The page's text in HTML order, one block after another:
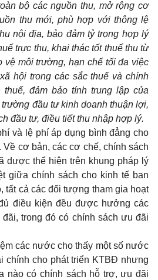
bộ các nguồn thu, mở rộng cơ
thu mới, phù hợp với thông lệ
nội địa, bảo đảm tỷ trọng hợp lý
trực thu, khai thác tốt thuế thu từ
vệ môi trường, hạn chế tối đa việc
hội trong các sắc thuế và chính
thuế, đảm bảo tính trung lập của
đầu tư kinh doanh thuận lợi,
đầu tư, điều tiết thu nhập hợp lý.
và lệ phí áp dụng bình đẳng cho
Về cơ bản, các cơ chế, chính sách
dược thể hiện trên khung pháp lý
giữa chính sách cho kinh tế ban
tất cả các đối tượng tham gia hoạt
điều kiện đều được hưởng các
trong đó có chính sách ưu đãi
các nước cho thấy một số nước
chính cho phát triển KTBĐ nhưng
nào có chính sách hỗ trợ, ưu đãi